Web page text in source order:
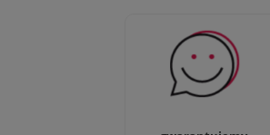
Sprawdź nasze 100%
zadowolenia Klientów